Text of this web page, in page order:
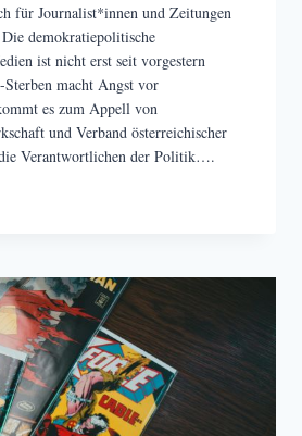
für Journalist*innen und Zeitungen
demokratiepolitische
ist nicht erst seit vorgestern
macht Angst vor
es zum Appell von
und Verband österreichischer
Verantwortlichen der Politik….